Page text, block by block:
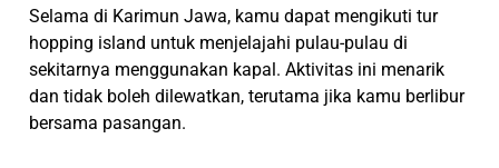
Selama di Karimun Jawa, kamu dapat mengikuti tur
hopping island untuk menjelajahi pulau-pulau di
sekitarnya menggunakan kapal. Aktivitas ini menarik
dan tidak boleh dilewatkan, terutama jika kamu berlibur
bersama pasangan.